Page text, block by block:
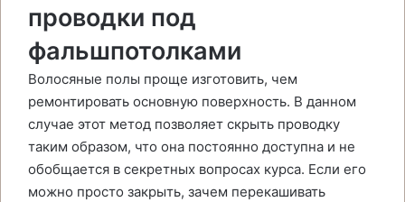
проводки под
фальшпотолками
Волосяные полы проще изготовить, чем
ремонтировать основную поверхность. В данном
случае этот метод позволяет скрыть проводку
таким образом, что она постоянно доступна и не
обобщается в секретных вопросах курса. Если его
можно просто закрыть, зачем перекашивать